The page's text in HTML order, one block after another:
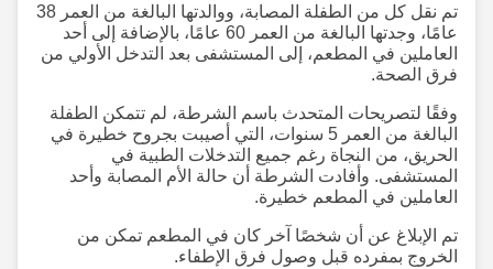
تم نقل كل من الطفلة المصابة، ووالدتها البالغة من العمر 38
عامًا، وجدتها البالغة من العمر 60 عامًا، بالإضافة إلى أحد
العاملين في المطعم، إلى المستشفى بعد التدخل الأولي من
فرق الصحة.
وفقًا لتصريحات المتحدث باسم الشرطة، لم تتمكن الطفلة
البالغة من العمر 5 سنوات، التي أصيبت بجروح خطيرة في
الحريق، من النجاة رغم جميع التدخلات الطبية في
المستشفى. وأفادت الشرطة أن حالة الأم المصابة وأحد
العاملين في المطعم خطيرة.
تم الإبلاغ عن أن شخصًا آخر كان في المطعم تمكن من
الخروج بمفرده قبل وصول فرق الإطفاء.